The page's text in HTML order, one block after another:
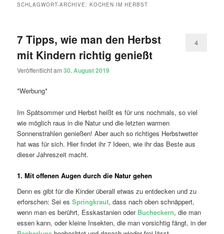
SCHLAGWORT-ARCHIVE:KOCHEN IM HERBST
7 Tipps, wie man den Herbst
mit Kindern richtig genießt
Veröffentlicht am30. August 2019
4
*Werbung*
Im Spätsommer und Herbst heißt es für uns nochmals, so viel
wie möglich raus in die Natur und die letzten warmen
Sonnenstrahlen genießen! Aber auch so richtiges Herbstwetter
hat was für sich. Hier findet ihr 7 Ideen, wie ihr das Beste aus
dieser Jahreszeit macht.
1. Mit offenen Augen durch die Natur gehen
Denn es gibt für die Kinder überall etwas zu entdecken und zu
erforschen: Sei esSpringkraut, dass nach oben schnäppert,
wenn man es berührt, Esskastanien oder Bucheckern, die man
essen kann, oder kleine Insekten, die man vorsichtig fängt, in der